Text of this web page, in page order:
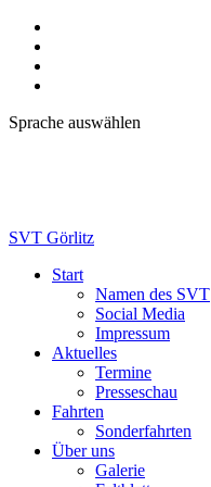
Sprache auswählen
SVT Görlitz
Start
Namen des SVT
Social Media
Impressum
Aktuelles
Termine
Presseschau
Fahrten
Sonderfahrten
Über uns
Galerie